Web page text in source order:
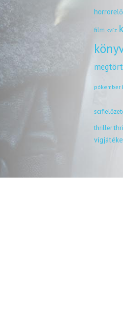
film kvíz
pókember
thriller